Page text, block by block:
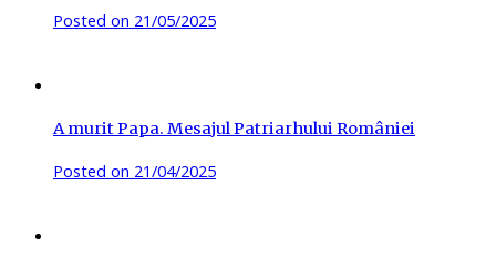
Posted on 21/05/2025
A murit Papa. Mesajul Patriarhului României
Posted on 21/04/2025